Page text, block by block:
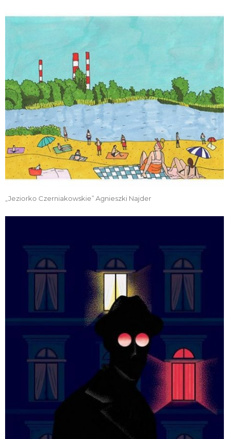
„Jeziorko Czerniakowskie” Agnieszki Najder